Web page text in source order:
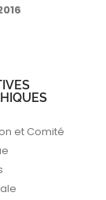
et Comité